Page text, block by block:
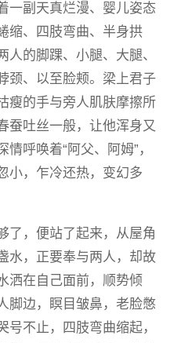
一副天真烂漫、婴儿姿态
缩、四肢弯曲、半身拱
人的脚踝、小腿、大腿、
颈、以至脸颊。梁上君子
瘦的手与旁人肌肤摩擦所
蚕吐丝一般，让他浑身又
呼唤着“阿父、阿姆”，
小，乍冷还热，变幻多
了，便站了起来，从屋角
水，正要奉与两人，却故
洒在自己面前，顺势倾
脚边，瞑目皱鼻，老脸憋
号不止，四肢弯曲缩起，